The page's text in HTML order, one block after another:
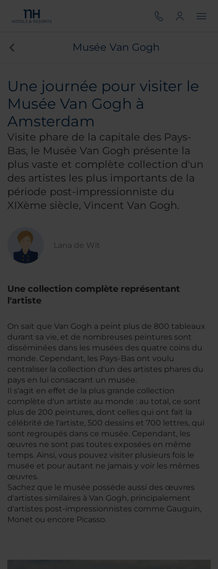
Musée Van Gogh
Une journée pour visiter le
Musée Van Gogh à
Amsterdam
Visite phare de la capitale des Pays-
Bas, le Musée Van Gogh présente la
plus vaste et complète collection d'un
des artistes les plus importants de la
période post-impressionniste du
XIXème siècle, Vincent Van Gogh.
Lana de Wit
Une collection complète représentant
l'artiste
On sait que Van Gogh a peint plus de 800 tableaux
durant sa vie, et de nombreuses peintures sont
disséminées dans les musées des quatre coins du
monde. Cependant, les Pays-Bas ont voulu
centraliser la collection d'un des artistes phares du
pays en lui consacrant un musée.
Il s'agit en effet de la plus grande collection
complète d'un artiste au monde : au total, ce sont
plus de 200 peintures, dont celles qui ont fait la
célébrité de l'artiste, 500 dessins et 700 lettres, qui
sont regroupés dans ce musée. Cependant, les
œuvres ne sont pas toutes exposées en même
temps. Ainsi, vous pouvez visiter plusieurs fois le
musée et pour autant ne jamais y voir les mêmes
œuvres.
Sachez que le musée possède aussi des œuvres
d'artistes similaires à Van Gogh, principalement
d'artistes post-impressionnistes comme Gauguin,
Monet ou encore Picasso.